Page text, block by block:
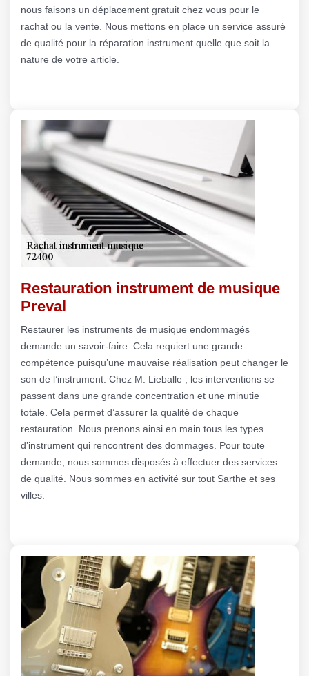
nous faisons un déplacement gratuit chez vous pour le
rachat ou la vente. Nous mettons en place un service assuré
de qualité pour la réparation instrument quelle que soit la
nature de votre article.
Restauration instrument de musique
Preval
Restaurer les instruments de musique endommagés
demande un savoir-faire. Cela requiert une grande
compétence puisqu’une mauvaise réalisation peut changer le
son de l’instrument. Chez M. Lieballe , les interventions se
passent dans une grande concentration et une minutie
totale. Cela permet d’assurer la qualité de chaque
restauration. Nous prenons ainsi en main tous les types
d’instrument qui rencontrent des dommages. Pour toute
demande, nous sommes disposés à effectuer des services
de qualité. Nous sommes en activité sur tout Sarthe et ses
villes.